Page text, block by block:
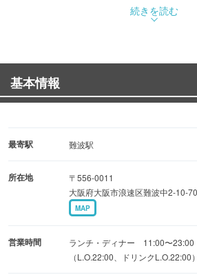
夜景が見えるカップルシートはまっ
貸切や当日予約もお気軽にお問い合
続きを読む
基本情報
最寄駅 難波駅
所在地
〒556-0011
大阪府大阪市浪速区難波中2-10-
MAP
営業時間
ランチ・ディナー 11:00〜23:00
（L.O.22:00、ドリンクL.O.22:00）